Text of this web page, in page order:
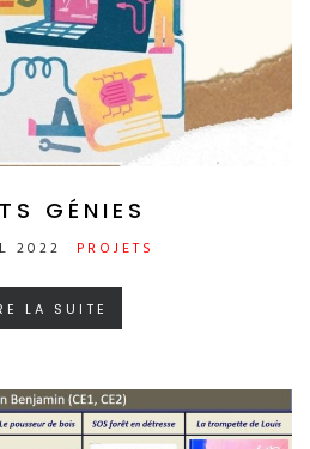
GÉNIES
2022 PROJETS
LA SUITE